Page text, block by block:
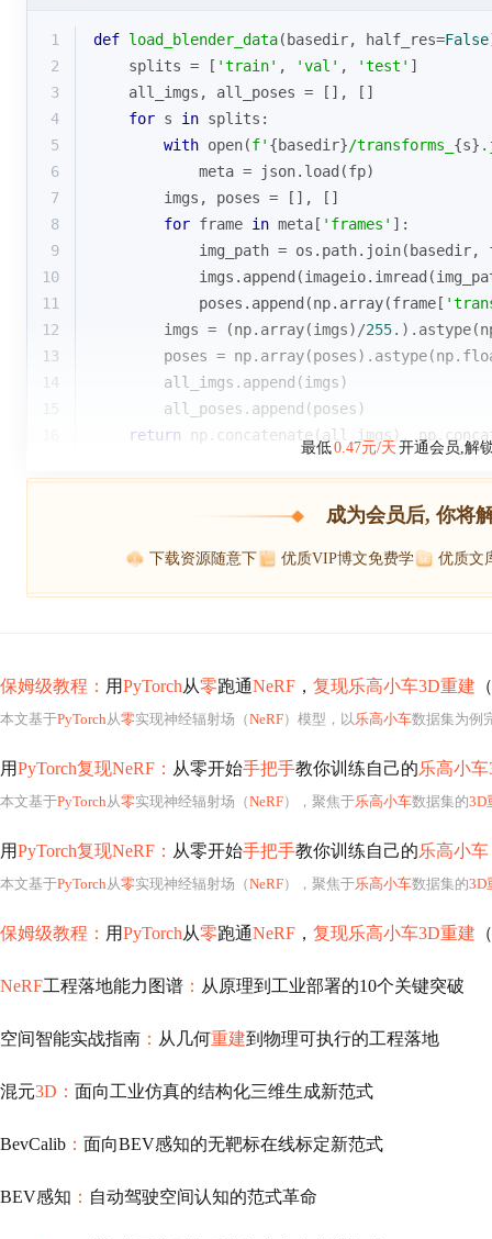
1 def load_blender_data( basedir, half_res=False
2
    splits = [
'train' , 'val' , 'test' ]
3
    all_imgs, all_poses = [], []
4
for s in splits:
5
with open(f' {basedir}/transforms_ {s}
6
            meta = json.load(fp)
7
        imgs, poses = [], []
8
for frame in meta[ 'frames' ]:
9
img_path = os.path.join(basedir,
10
11
            poses.append(np.array(frame[
12
        imgs = (np.array(imgs)/
255.
13
poses =
14
        all_imgs.append(imgs)
        all_poses.append(poses)
return np.concatenate(all_imgs),
最低0.47元/天 开通会员,解
成为会员后, 你将
下载资源随意下 优质VIP博文免费学 优质文
保姆级教程： 用PyTorch从零跑通NeRF ， 复现乐高小车3D重建
本文基于PyTorch从零实现神经辐射场（NeRF）模型，以乐高小车数据集为例
用PyTorch复现NeRF： 从零开始手把手教你训练自己的乐高小
本文基于PyTorch从零实现神经辐射场（NeRF），聚焦于乐高小车数据集的3D
用PyTorch复现NeRF： 从零开始手把手教你训练自己的乐高小车
本文基于PyTorch从零实现神经辐射场（NeRF），聚焦于乐高小车数据集的3D
保姆级教程： 用PyTorch从零跑通NeRF ， 复现乐高小车3D重建
NeRF工程落地能力图谱 ： 从原理到工业部署的10个关键突破
空间智能实战指南 ： 从几何重建到物理可执行的工程落地
混元3D： 面向工业仿真的结构化三维生成新范式
BevCalib ： 面向BEV感知的无靶标在线标定新范式
BEV感知 ： 自动驾驶空间认知的范式革命